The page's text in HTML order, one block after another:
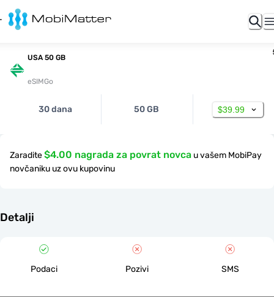
USA 50 GB
eSIMGo
30 dana 50 GB $39.99
Zaradite$4.00 nagrada za povrat novca u vašem MobiPay
novčaniku uz ovu kupovinu
Detalji
Podaci Pozivi SMS